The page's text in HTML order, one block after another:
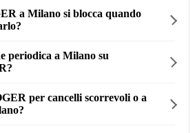
a Milano si blocca quando
periodica a Milano su
per cancelli scorrevoli o a